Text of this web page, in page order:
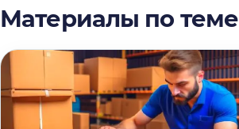
Материалы по теме